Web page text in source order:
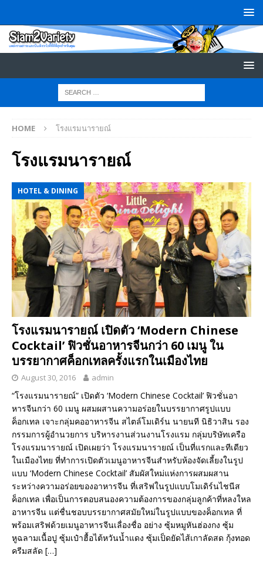
HOME โรงแรมนารายณ์
โรงแรมนารายณ์
HOTEL & DINING
โรงแรมนารายณ์ เปิดตัว ‘Modern Chinese
Cocktail’ ฟิวชั่นอาหารจีนกว่า 60 เมนู ใน
บรรยากาศค็อกเทลครั้งแรกในเมืองไทย
August 30, 2016 admin
“โรงแรมนารายณ์” เปิดตัว ‘Modern Chinese Cocktail’ ฟิวชั่นอา
หารจีนกว่า 60 เมนู ผสมผสานความอร่อยในบรรยากาศรูปแบบ
ค็อกเทล เจาะกลุ่มคออาหารจีน สไตล์โมเดิร์น นายนที นิธิวาสิน รอง
กรรมการผู้อำนวยการ บริหารงานส่วนงานโรงแรม กลุ่มบริษัทเครือ
โรงแรมนารายณ์ เปิดเผยว่า โรงแรมนารายณ์ เป็นที่แรกและทีเดียว
ในเมืองไทย ที่ทำการเปิดตัวเมนูอาหารจีนสำหรับห้องจัดเลี้ยงในรูป
แบบ ‘Modern Chinese Cocktail’ สัมผัสใหม่แห่งการผสมผสาน
ระหว่างความอร่อยของอาหารจีน ที่เสริฟในรูปแบบโมเดิร์นไชนีส
ค็อกเทล เพื่อเป็นการตอบสนองความต้องการของกลุ่มลูกค้าที่หลงใหล
อาหารจีน แต่ชื่นชอบบรรยากาศสมัยใหม่ในรูปแบบของค็อกเทล ที่
พร้อมเสริฟด้วยเมนูอาหารจีนเลื่องชื่อ อย่าง ซุ้มหมูหันฮ่องกง ซุ้ม
หูฉลามเนื้อปู ซุ้มเป๋าฮื้อไต้หวันน้ำแดง ซุ้มเป็ดยัดไส้เกาลัดสด กุ้งทอด
ครีมสลัด […]